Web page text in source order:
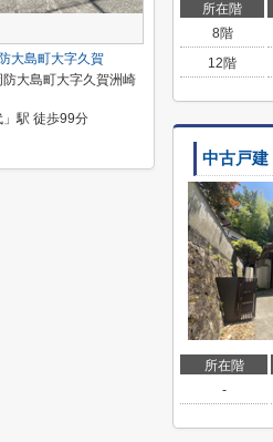
所在階
8階
12階
中古戸
所在階
-
大島町大字久賀
大島町大字久賀洲崎
駅 徒歩99分